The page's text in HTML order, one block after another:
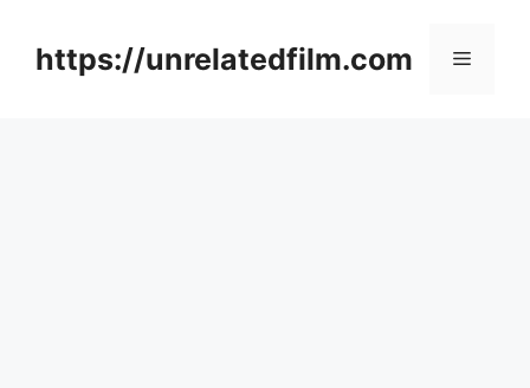
contenthttps://unrelatedfilm.com Menu